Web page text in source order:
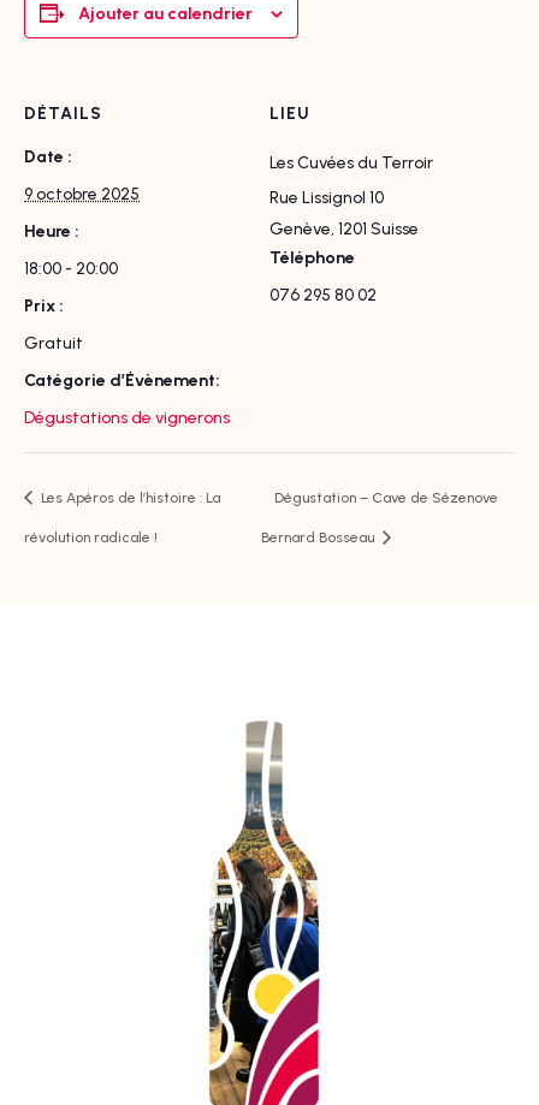
Ajouter au calendrier
DÉTAILS
Date :
9 octobre 2025
Heure :
18:00 - 20:00
Prix :
Gratuit
Catégorie d’Évènement:
Dégustations de vignerons
LIEU
Les Cuvées du Terroir
Rue Lissignol 10
Genève, 1201 Suisse
Téléphone
076 295 80 02
Les Apéros de l’histoire : La
révolution radicale !
Dégustation – Cave de Sézenove
Bernard Bosseau